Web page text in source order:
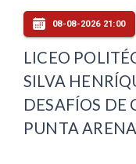
08-08-2026 21:00
LICEO
SILVA
DESAFÍOS DE
PUNTA